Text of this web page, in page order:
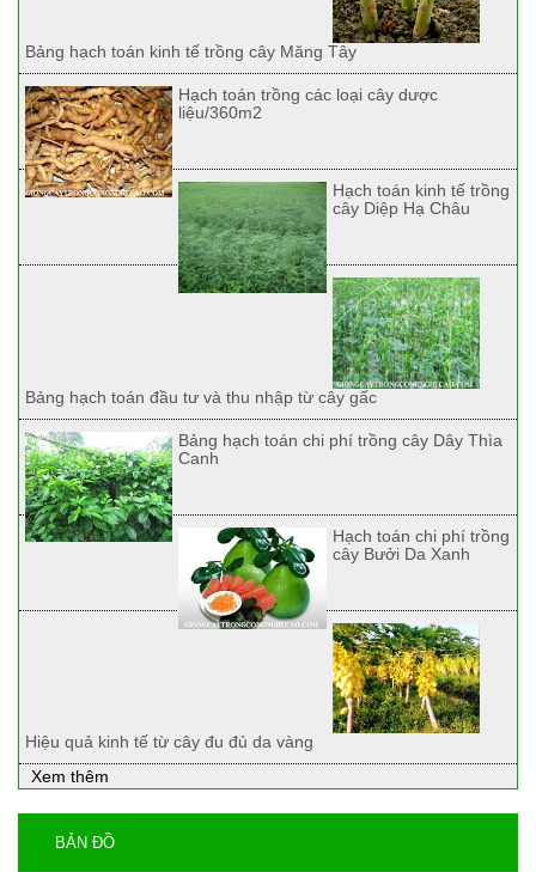
Bảng hạch toán kinh tế trồng cây Măng Tây
Hạch toán trồng các loại cây dược
liệu/360m2
Hạch toán kinh tế trồng
cây Diệp Hạ Châu
Bảng hạch toán đầu tư và thu nhập từ cây gấc
Bảng hạch toán chi phí trồng cây Dây Thìa
Canh
Hạch toán chi phí trồng
cây Bưởi Da Xanh
Hiệu quả kinh tế từ cây đu đủ da vàng
Xem thêm
BẢN ĐỒ